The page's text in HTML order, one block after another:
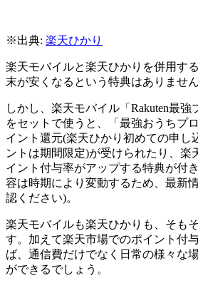
※出典: 楽天ひかり
楽天モバイルと楽天ひかりを併用す
末が安くなるという特典はありません
しかし、楽天モバイル「Rakuten最強
をセットで使うと、「最強おうちプ
イント還元(楽天ひかり初めての申し
ントは期間限定)が受けられたり、楽
イント付与率がアップする特典が付
容は時期により変動するため、最新
認ください)。
楽天モバイルも楽天ひかりも、そも
す。加えて楽天市場でのポイント付
ば、通信費だけでなく日常の様々な
ができるでしょう。